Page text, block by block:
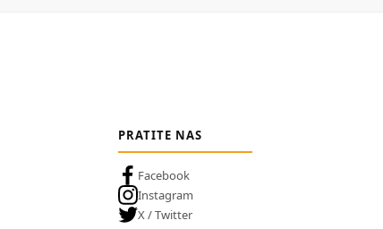
PRATITE NAS
Facebook
Instagram
X / Twitter